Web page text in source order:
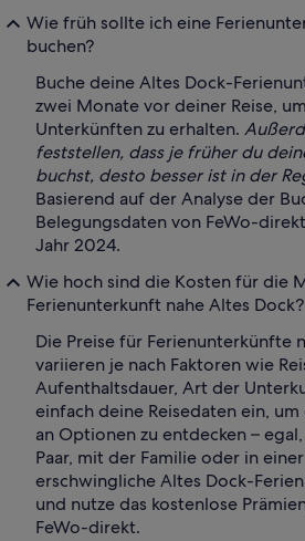
Wie früh sollte ich eine
buchen?
Buche deine Altes Dock-
zwei Monate vor deiner Reise,
Unterkünften zu erhalten.
feststellen, dass je früher du
buchst, desto besser ist in der
Basierend auf der Analyse der
Belegungsdaten von FeWo-
Jahr 2024.
Wie hoch sind die Kosten für die
Ferienunterkunft nahe Altes Dock?
Die Preise für Ferienunterkünfte
variieren je nach Faktoren wie
Aufenthaltsdauer, Art der
einfach deine Reisedaten ein,
an Optionen zu entdecken –
Paar, mit der Familie oder in
erschwingliche Altes Dock-
und nutze das kostenlose
FeWo-direkt.